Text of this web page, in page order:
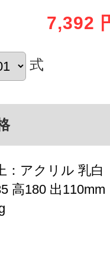
7,392
式
：アクリル 乳白
高180 出110mm